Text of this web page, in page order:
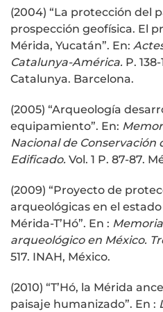
(2004) “La protección del
prospección geofísica. El
Mérida, Yucatán”. En:
Catalunya-América. P.
Catalunya. Barcelona.
(2005) “Arqueología
equipamiento”. En:
Nacional de Conservación
Edificado. Vol. 1 P. 87-87.
(2009) “Proyecto de
arqueológicas en el
Mérida-T’Hó”. En :
arqueológico en México.
517. INAH, México.
(2010) “T’Hó, la Mérida
paisaje humanizado”. En :